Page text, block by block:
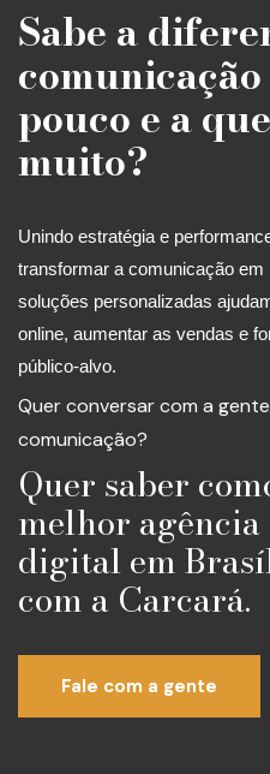
Sabe a
pouco e a
muito?
Unindo estratégia e
transformar a comunicação
soluções personalizadas
online, aumentar as vendas e
público-alvo.
Quer conversar com a
comunicação?
Quer saber
melhor
digital em
com a Carcará.
Fale com a gente